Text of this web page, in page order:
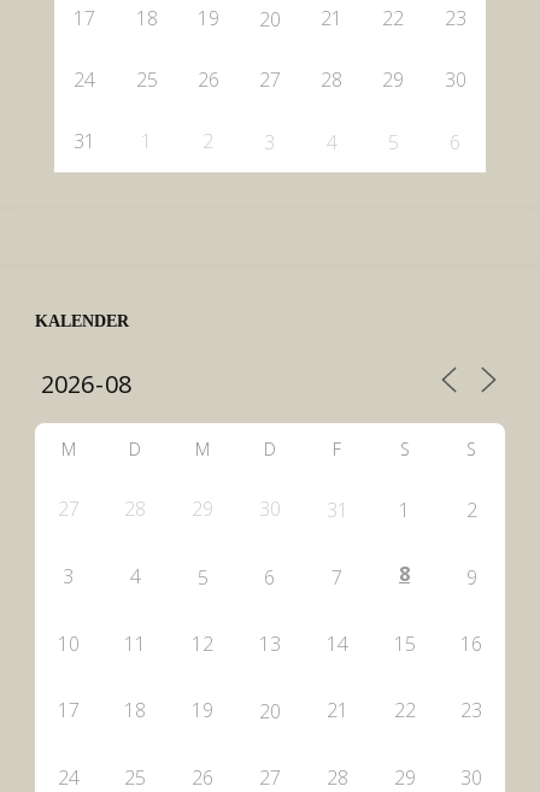
17 18 19 20 21 22 23
24 25 26 27 28 29 30
31 1 2 3 4 5 6
KALENDER
M D M D F S S
27 28 29 30 31 1 2
3 4 5 6 7 8 9
10 11 12 13 14 15 16
17 18 19 20 21 22 23
24 25 26 27 28 29 30